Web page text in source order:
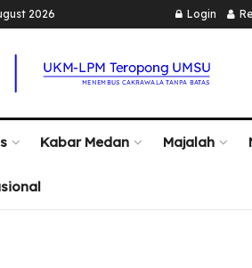
2026 Login
Kabar Medan Majalah